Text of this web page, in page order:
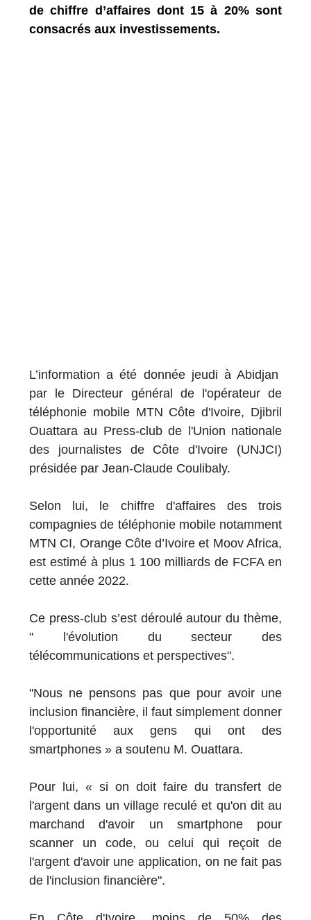
de chiffre d’affaires dont 15 à 20% sont
consacrés aux investissements.
L’information a été donnée jeudi à Abidjan
par le Directeur général de l'opérateur de
téléphonie mobile MTN Côte d'Ivoire, Djibril
Ouattara au Press-club de l'Union nationale
des journalistes de Côte d'Ivoire (UNJCI)
présidée par Jean-Claude Coulibaly.
Selon lui, le chiffre d'affaires des trois
compagnies de téléphonie mobile notamment
MTN CI, Orange Côte d’Ivoire et Moov Africa,
est estimé à plus 1 100 milliards de FCFA en
cette année 2022.
Ce press-club s’est déroulé autour du thème,
" l'évolution du secteur des
télécommunications et perspectives".
"Nous ne pensons pas que pour avoir une
inclusion financière, il faut simplement donner
l'opportunité aux gens qui ont des
smartphones » a soutenu M. Ouattara.
Pour lui, « si on doit faire du transfert de
l'argent dans un village reculé et qu'on dit au
marchand d'avoir un smartphone pour
scanner un code, ou celui qui reçoit de
l'argent d'avoir une application, on ne fait pas
de l'inclusion financière".